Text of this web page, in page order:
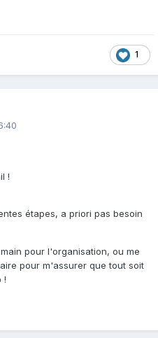
1
!
étapes, a priori pas besoin
pour l'organisation, ou me
pour m'assurer que tout soit
!